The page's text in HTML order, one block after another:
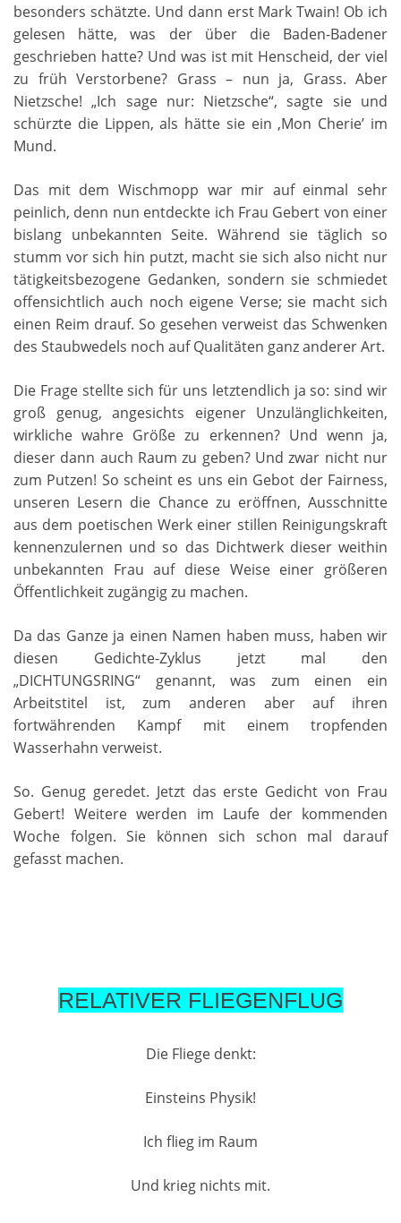
besonders schätzte. Und dann erst Mark Twain! Ob ich
gelesen hätte, was der über die Baden-Badener
geschrieben hatte? Und was ist mit Henscheid, der viel
zu früh Verstorbene? Grass – nun ja, Grass. Aber
Nietzsche! „Ich sage nur: Nietzsche“, sagte sie und
schürzte die Lippen, als hätte sie ein ‚Mon Cherie’ im
Mund.
Das mit dem Wischmopp war mir auf einmal sehr
peinlich, denn nun entdeckte ich Frau Gebert von einer
bislang unbekannten Seite. Während sie täglich so
stumm vor sich hin putzt, macht sie sich also nicht nur
tätigkeitsbezogene Gedanken, sondern sie schmiedet
offensichtlich auch noch eigene Verse; sie macht sich
einen Reim drauf. So gesehen verweist das Schwenken
des Staubwedels noch auf Qualitäten ganz anderer Art.
Die Frage stellte sich für uns letztendlich ja so: sind wir
groß genug, angesichts eigener Unzulänglichkeiten,
wirkliche wahre Größe zu erkennen? Und wenn ja,
dieser dann auch Raum zu geben? Und zwar nicht nur
zum Putzen! So scheint es uns ein Gebot der Fairness,
unseren Lesern die Chance zu eröffnen, Ausschnitte
aus dem poetischen Werk einer stillen Reinigungskraft
kennenzulernen und so das Dichtwerk dieser weithin
unbekannten Frau auf diese Weise einer größeren
Öffentlichkeit zugängig zu machen.
Da das Ganze ja einen Namen haben muss, haben wir
diesen Gedichte-Zyklus jetzt mal den
„DICHTUNGSRING“ genannt, was zum einen ein
Arbeitstitel ist, zum anderen aber auf ihren
fortwährenden Kampf mit einem tropfenden
Wasserhahn verweist.
So. Genug geredet. Jetzt das erste Gedicht von Frau
Gebert! Weitere werden im Laufe der kommenden
Woche folgen. Sie können sich schon mal darauf
gefasst machen.
RELATIVER FLIEGENFLUG
Die Fliege denkt:
Einsteins Physik!
Ich flieg im Raum
Und krieg nichts mit.